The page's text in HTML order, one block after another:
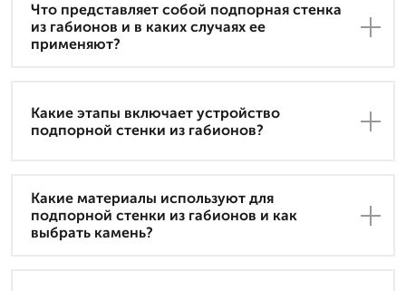
Что представляет собой подпорная стенка
из габионов и в каких случаях ее
применяют?
Какие этапы включает устройство
подпорной стенки из габионов?
Какие материалы используют для
подпорной стенки из габионов и как
выбрать камень?